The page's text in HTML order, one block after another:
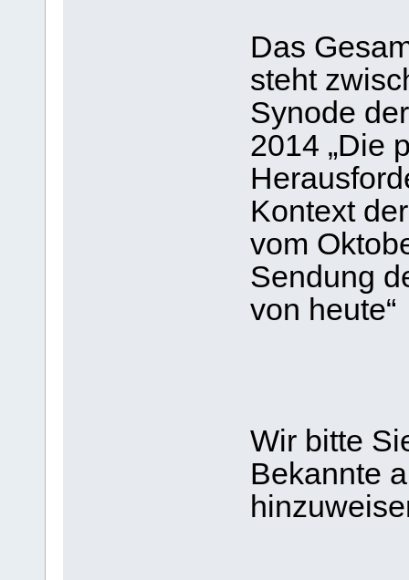
Das
steht
Synode
2014 „Die
Kontext
vom
Sendung
von heute“
Wir bitte
Bekannte